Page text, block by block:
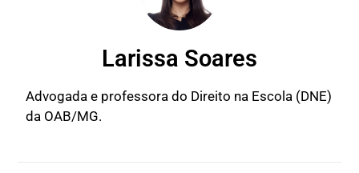
Larissa Soares
Advogada e professora do Direito na Escola (DNE)
da OAB/MG.